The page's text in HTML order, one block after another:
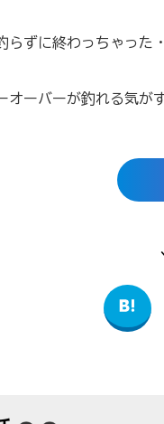
らずに終わっちゃった
オーバーが釣れる気が